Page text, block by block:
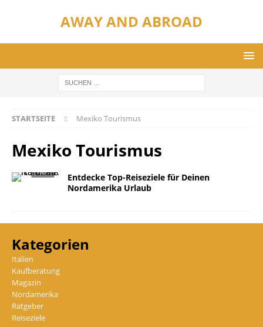
AWAY AND ABROAD
STARTSEITE Mexiko Tourismus
Mexiko Tourismus
Entdecke Top-Reiseziele für Deinen
Nordamerika Urlaub
Kategorien
Italien
Kaufberatung
Magazin
Nordamerika
Ratgeber
Reiseziele